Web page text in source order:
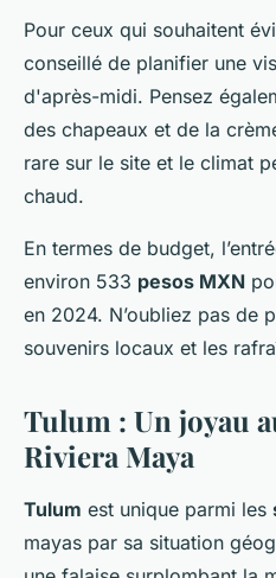
Pour ceux qui souhaitent
conseillé de planifier une
d'après-midi. Pensez
des chapeaux et de la
rare sur le site et le climat
chaud.
En termes de budget,
environ 533 pesos MXN
en 2024. N’oubliez pas de
souvenirs locaux et les
Tulum : Un joyau
Riviera Maya
Tulum est unique parmi les
mayas par sa situation